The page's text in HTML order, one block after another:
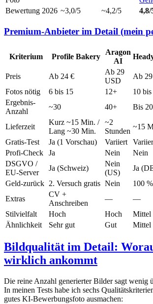
Bewertung 2026 ~3,0/5 ~4,2/5 4,8/
Premium-Anbieter im Detail (mein
Kriterium Profile Bakery
Aragon
AI
Preis Ab 24 €
Ab 29
USD
Ab
Fotos nötig
6 bis 15 12+ 10
Ergebnis-
Anzahl
~30 40+ Bis
Lieferzeit
Kurz ~15 Min. /
Lang ~30 Min.
~2
Stunden
~15
Gratis-Test
Ja (1 Vorschau) Variiert
Profi-Check
Ja Nein Nein
DSGVO /
EU-Server
Ja (Schweiz)
Nein
(US)
Ja
Geld-zurück 2. Versuch gratis Nein 100 %
Extras
CV +
Anschreiben
— —
Stilvielfalt
Hoch Hoch Mittel
Ähnlichkeit
Sehr gut Gut Mittel
Bildqualität im Detail:
wirklich ankommt
Die reine Anzahl generierter Bilder sagt wenig
In meinen Tests habe ich sechs
gutes KI-Bewerbungsfoto ausmachen: